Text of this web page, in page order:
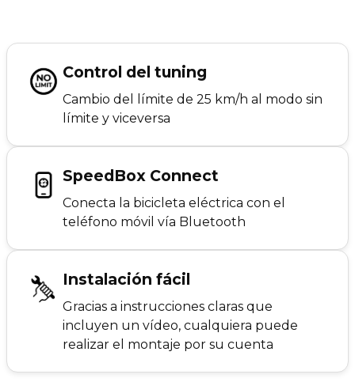
Control del tuning
Cambio del límite de 25 km/h al modo sin
límite y viceversa
SpeedBox Connect
Conecta la bicicleta eléctrica con el
teléfono móvil vía Bluetooth
Instalación fácil
Gracias a instrucciones claras que
incluyen un vídeo, cualquiera puede
realizar el montaje por su cuenta